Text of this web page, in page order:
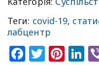
Теги: covid-19,
лабцентр
Facebook
Twitter